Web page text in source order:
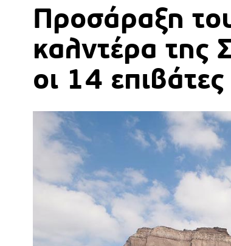
Προσάραξη
καλντέρα της
οι 14 επιβάτες